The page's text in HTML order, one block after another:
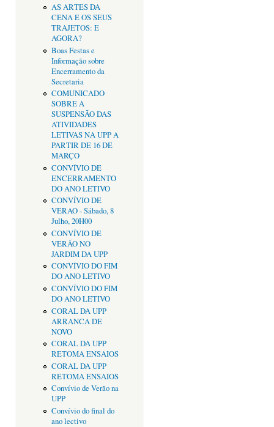
AS ARTES DA
CENA E OS SEUS
TRAJETOS: E
AGORA?
Boas Festas e
Informação sobre
Encerramento da
Secretaria
COMUNICADO
SOBRE A
SUSPENSÃO DAS
ATIVIDADES
LETIVAS NA UPP A
PARTIR DE 16 DE
MARÇO
CONVÍVIO DE
ENCERRAMENTO
DO ANO LETIVO
CONVÍVIO DE
VERAO - Sábado, 8
Julho, 20H00
CONVÍVIO DE
VERÃO NO
JARDIM DA UPP
CONVÍVIO DO FIM
DO ANO LETIVO
CONVÍVIO DO FIM
DO ANO LETIVO
CORAL DA UPP
ARRANCA DE
NOVO
CORAL DA UPP
RETOMA ENSAIOS
CORAL DA UPP
RETOMA ENSAIOS
Convívio de Verão na
UPP
Convívio do final do
ano lectivo